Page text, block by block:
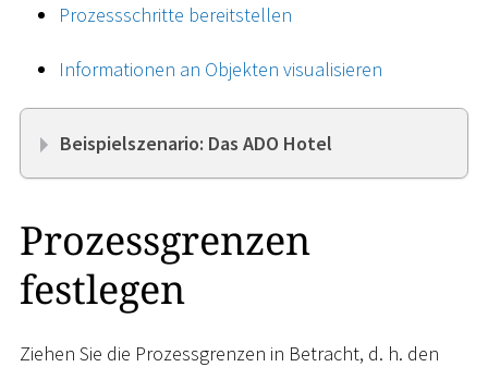
Prozessschritte bereitstellen
Informationen an Objekten visualisieren
Beispielszenario: Das ADO Hotel
Prozessgrenzen
festlegen
Ziehen Sie die Prozessgrenzen in Betracht, d. h. den